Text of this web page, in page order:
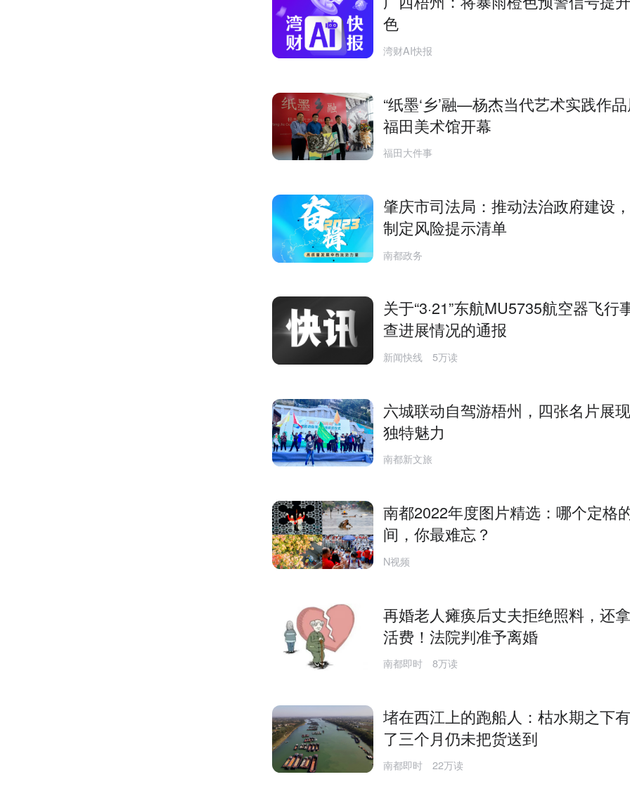
色
湾财AI快报
“纸墨‘乡’融—杨杰当代艺术实践作品
福田美术馆开幕
福田大件事
肇庆市司法局：推动法治政府建设
制定风险提示清单
南都政务
关于“3·21”东航MU5735航空器飞行
查进展情况的通报
新闻快线 5万读
六城联动自驾游梧州，四张名片展
独特魅力
南都新文旅
南都2022年度图片精选：哪个定格
间，你最难忘？
N视频
再婚老人瘫痪后丈夫拒绝照料，还
活费！法院判准予离婚
南都即时 8万读
堵在西江上的跑船人：枯水期之下
了三个月仍未把货送到
南都即时 22万读